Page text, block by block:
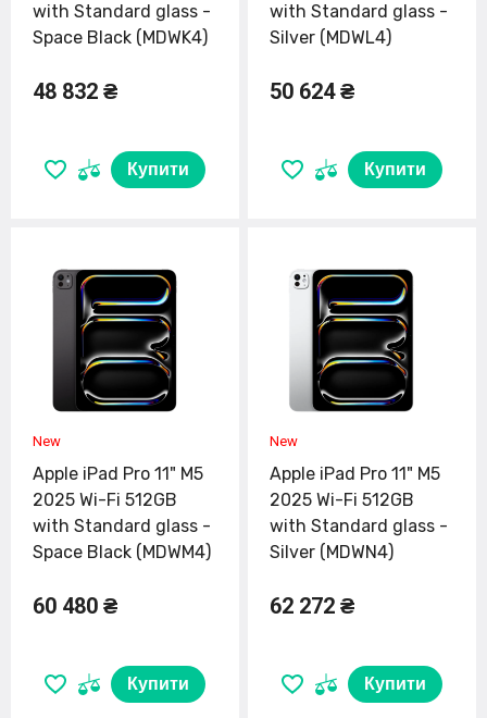
with Standard glass -
Space Black (MDWK4)
48 832 ₴
Купити
with Standard glass -
Silver (MDWL4)
50 624 ₴
Купити
Apple iPad Pro 11" M5
2025 Wi-Fi 512GB
with Standard glass -
Space Black (MDWM4)
60 480 ₴
Купити
Apple iPad Pro 11" M5
2025 Wi-Fi 512GB
with Standard glass -
Silver (MDWN4)
62 272 ₴
Купити